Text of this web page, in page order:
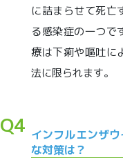
に詰まらせて死亡
る感染症の一つで
療は下痢や嘔吐に
法に限られます。
Q4 インフルエンザ
な対策は？